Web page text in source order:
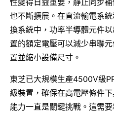
性變得日益重要，靜止同步
也不斷擴展。在直流輸電系
換系統中，功率半導體元件
置的額定電壓可以減少串聯
置並縮小設備尺寸。
東芝已大規模生產4500V級
級裝置，確保在高電壓條件
能力一直是關鍵挑戰。這需